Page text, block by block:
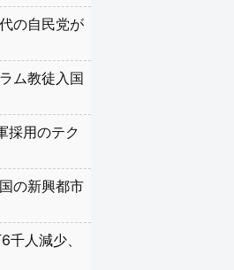
の自民党が
ム教徒入国
採用のテク
の新興都市
人減少、